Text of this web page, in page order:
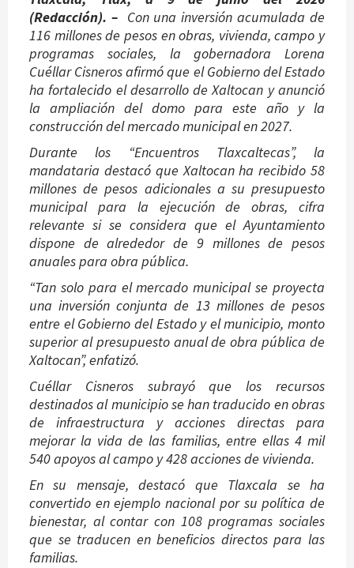
(Redacción). – Con una inversión acumulada de
116 millones de pesos en obras, vivienda, campo y
programas sociales, la gobernadora Lorena
Cuéllar Cisneros afirmó que el Gobierno del Estado
ha fortalecido el desarrollo de Xaltocan y anunció
la ampliación del domo para este año y la
construcción del mercado municipal en 2027.
Durante los “Encuentros Tlaxcaltecas”, la
mandataria destacó que Xaltocan ha recibido 58
millones de pesos adicionales a su presupuesto
municipal para la ejecución de obras, cifra
relevante si se considera que el Ayuntamiento
dispone de alrededor de 9 millones de pesos
anuales para obra pública.
“Tan solo para el mercado municipal se proyecta
una inversión conjunta de 13 millones de pesos
entre el Gobierno del Estado y el municipio, monto
superior al presupuesto anual de obra pública de
Xaltocan”, enfatizó.
Cuéllar Cisneros subrayó que los recursos
destinados al municipio se han traducido en obras
de infraestructura y acciones directas para
mejorar la vida de las familias, entre ellas 4 mil
540 apoyos al campo y 428 acciones de vivienda.
En su mensaje, destacó que Tlaxcala se ha
convertido en ejemplo nacional por su política de
bienestar, al contar con 108 programas sociales
que se traducen en beneficios directos para las
familias.